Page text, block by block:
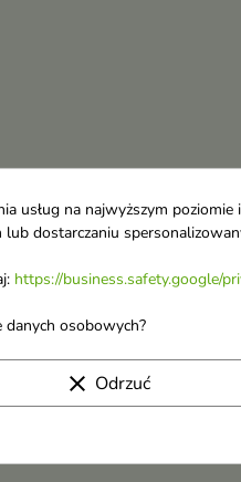
usług na najwyższym
dostarczaniu
https://business.safety.google/
danych osobowych?
clear Odrzuć